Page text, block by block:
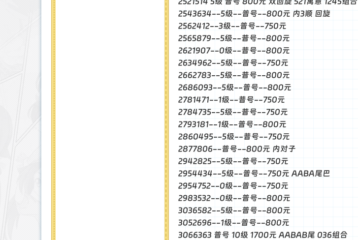
2543634--5级--普号--800元 内3顺 回旋
2562412--3级--普号--750元
2565879--5级--普号--800元
2621907--0级--普号--800元
2634962--5级--普号--750元
2662783--5级--普号--800元
2686093--5级--普号--800元
2781471--1级--普号--750元
2784735--5级--普号--750元
2793181--1级--普号--800元
2860495--5级--普号--750元
2877806--普号--800元 内对子
2942825--5级--普号--750元
2954434--5级--普号--750元 AABA尾巴
2954752--0级--普号--750元
2983532--0级--普号--800元
3036582--5级--普号--800元
3052696--1级--普号--800元
3066363 普号 10级 1700元 AABAB尾 036组合